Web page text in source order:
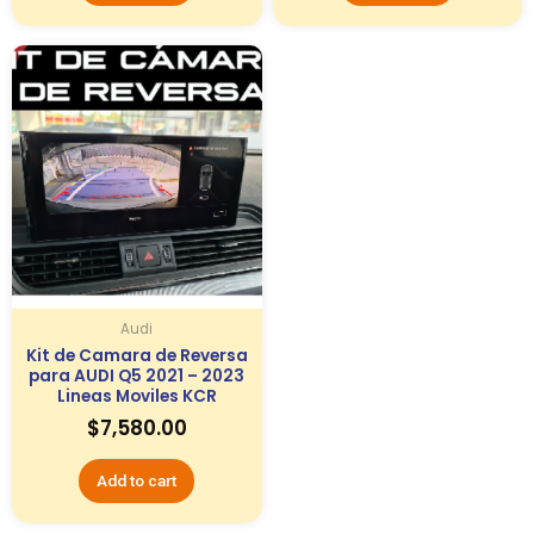
Audi
Kit de Camara de Reversa
para AUDI Q5 2021 – 2023
Lineas Moviles KCR
$7,580.00
Add to cart